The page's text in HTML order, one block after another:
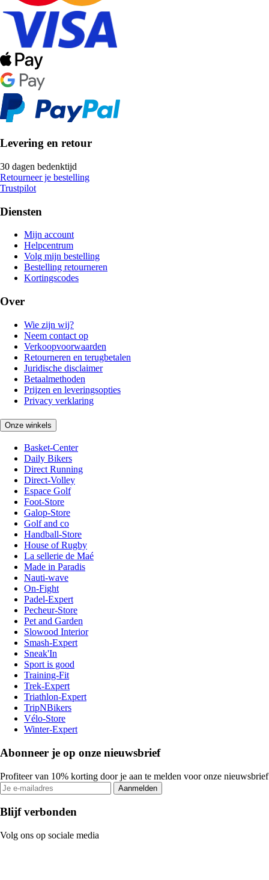
Levering en retour
30 dagen bedenktijd
Retourneer je bestelling
Trustpilot
Diensten
Mijn account
Helpcentrum
Volg mijn bestelling
Bestelling retourneren
Kortingscodes
Over
Wie zijn wij?
Neem contact op
Verkoopvoorwaarden
Retourneren en terugbetalen
Juridische disclaimer
Betaalmethoden
Prijzen en leveringsopties
Privacy verklaring
Onze winkels
Basket-Center
Daily Bikers
Direct Running
Direct-Volley
Espace Golf
Foot-Store
Galop-Store
Golf and co
Handball-Store
House of Rugby
La sellerie de Maé
Made in Paradis
Nauti-wave
On-Fight
Padel-Expert
Pecheur-Store
Pet and Garden
Slowood Interior
Smash-Expert
Sneak'In
Sport is good
Training-Fit
Trek-Expert
Triathlon-Expert
TripNBikers
Vélo-Store
Winter-Expert
Abonneer je op onze nieuwsbrief
Profiteer van 10% korting door je aan te melden voor onze nieuwsbrief
Aanmelden
Blijf verbonden
Volg ons op sociale media